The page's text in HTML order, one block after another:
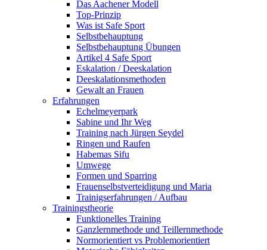
Das Aachener Modell
Top-Prinzip
Was ist Safe Sport
Selbstbehauptung
Selbstbehauptung Übungen
Artikel 4 Safe Sport
Eskalation / Deeskalation
Deeskalationsmethoden
Gewalt an Frauen
Erfahrungen
Echelmeyerpark
Sabine und Ihr Weg
Training nach Jürgen Seydel
Ringen und Raufen
Habemas Sifu
Umwege
Formen und Sparring
Frauenselbstverteidigung und Maria
Trainigserfahrungen / Aufbau
Trainingstheorie
Funktionelles Training
Ganzlernmethode und Teillernmethode
Normorientiert vs Problemorientiert